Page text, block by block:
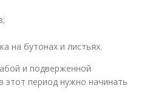
на бутонах и листьях.
и подверженной
этот период нужно начинать